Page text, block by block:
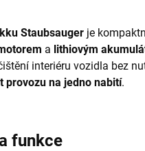
Staubsauger je
a lithiovým
interiéru vozidla bez
provozu na jedno nabití.
funkce